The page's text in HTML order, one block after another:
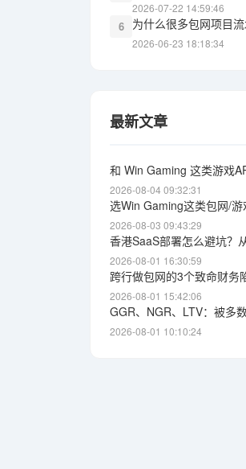
2026-07-22 14:59:46
6 为什么很多包网项目
2026-06-23 18:18:34
最新文章
和 Win Gaming 这类游戏
2026-08-04 09:32:31
选Win Gaming这类包网/
2026-08-03 09:43:29
香港SaaS部署怎么避坑？
2026-08-01 16:30:59
跨行做包网的3个致命财务
2026-08-01 15:42:06
GGR、NGR、LTV：被多
2026-08-01 10:10:24